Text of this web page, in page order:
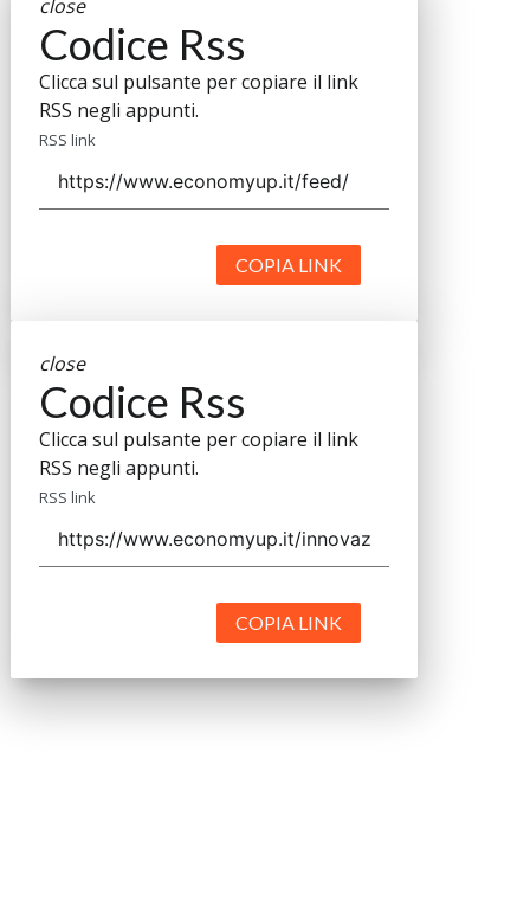
close
Codice Rss
Clicca sul pulsante per copiare il link
RSS negli appunti.
RSS link
COPIA LINK
close
Codice Rss
Clicca sul pulsante per copiare il link
RSS negli appunti.
RSS link
COPIA LINK